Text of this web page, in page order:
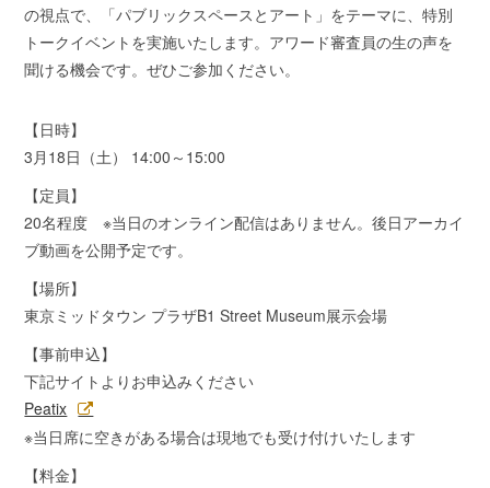
の視点で、「パブリックスペースとアート」をテーマに、特別
トークイベントを実施いたします。アワード審査員の生の声を
聞ける機会です。ぜひご参加ください。
【日時】
3月18日（土） 14:00～15:00
【定員】
20名程度 ※当日のオンライン配信はありません。後日アーカイ
ブ動画を公開予定です。
【場所】
東京ミッドタウン プラザB1 Street Museum展示会場
【事前申込】
下記サイトよりお申込みください
Peatix
※当日席に空きがある場合は現地でも受け付けいたします
【料金】